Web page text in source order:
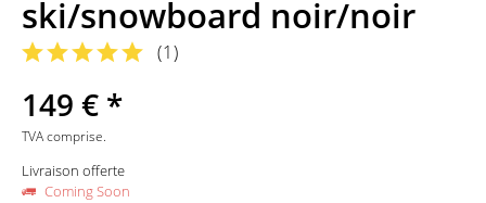
ski/snowboard noir/noir
(1)
149 € *
TVA comprise.
Livraison offerte
Coming Soon